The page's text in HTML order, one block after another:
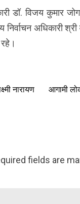
डॉ. विजय कुमार
अधिकारी
नारायण
आगामी
fields are